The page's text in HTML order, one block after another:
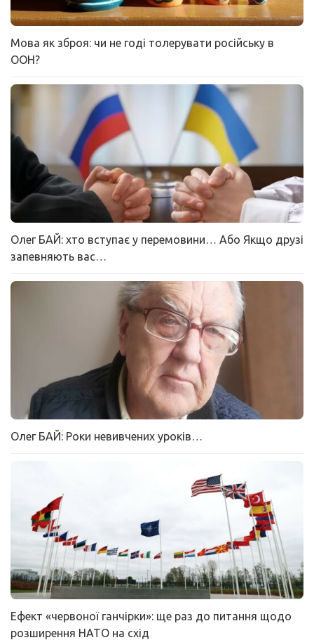
Мова як зброя: чи не годі толерувати російську в
ООН?
Олег БАЙ: хто вступає у перемовини… Або Якщо друзі
запевняють вас…
Олег БАЙ: Роки невивчених уроків…
Ефект «червоної ганчірки»: ще раз до питання щодо
розширення НАТО на схід